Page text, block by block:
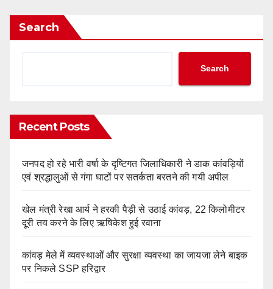
Search
Search
Recent Posts
जनपद हो रहे भारी वर्षा के दृष्टिगत जिलाधिकारी ने डाक कांवड़ियों
एवं श्रद्धालुओं से गंगा घाटों पर सतर्कता बरतने की गयी अपील
खेल मंत्री रेखा आर्य ने हरकी पैड़ी से उठाई कांवड़, 22 किलोमीटर
दूरी तय करने के लिए ऋषिकेश हुई रवाना
कांवड़ मेले में व्यवस्थाओं और सुरक्षा व्यवस्था का जायजा लेने बाइक
पर निकले SSP हरिद्वार